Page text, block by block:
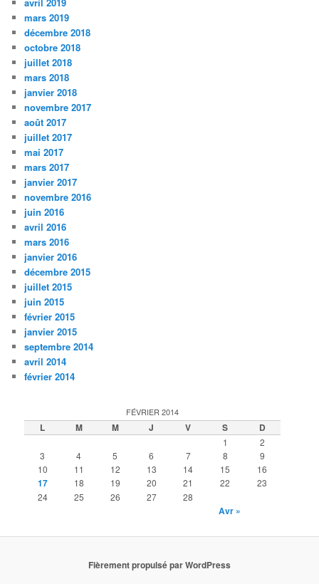
mars 2019
décembre 2018
octobre 2018
juillet 2018
mars 2018
janvier 2018
novembre 2017
août 2017
juillet 2017
mai 2017
mars 2017
janvier 2017
novembre 2016
juin 2016
avril 2016
mars 2016
janvier 2016
décembre 2015
juillet 2015
juin 2015
février 2015
janvier 2015
septembre 2014
avril 2014
février 2014
FÉVRIER 2014
L M M J V S D
1
2
3
4 5 6 7 8
9
10
11 12 13 14 15 16
17 18 19 20 21 22
23
24
25 26 27 28
Avr »
Fièrement propulsé par WordPress